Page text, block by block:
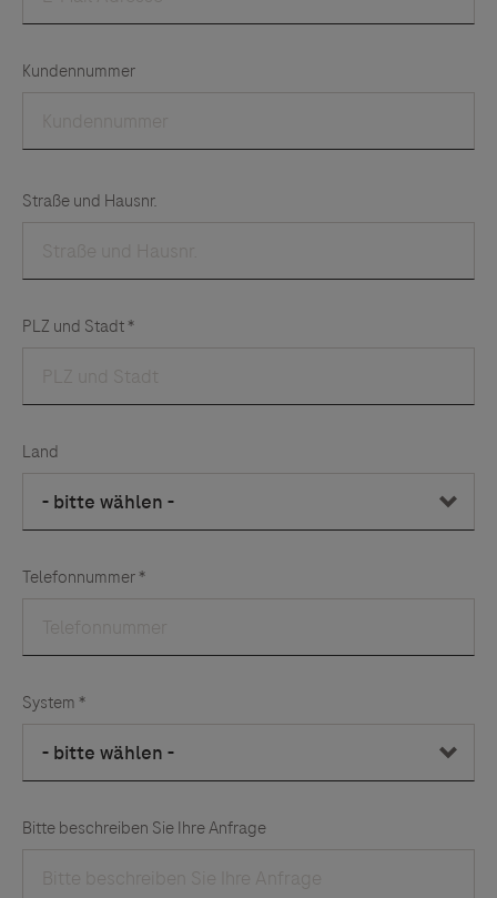
keine Meinung über den Inhalt von Websites Dritter und
lehnt ausdrücklich jegliche Verantwortung für